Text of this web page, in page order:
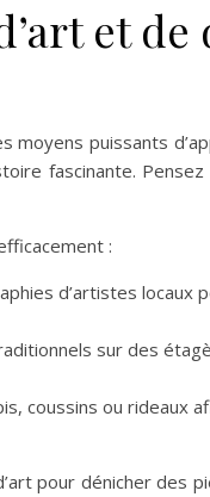
et
moyens puissants
fascinante.
:
d’artistes locaux
sur des
coussins ou rideaux
pour dénicher des